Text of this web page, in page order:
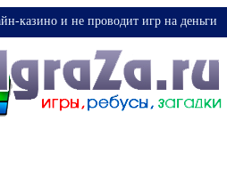
казино и не проводит игр на деньги